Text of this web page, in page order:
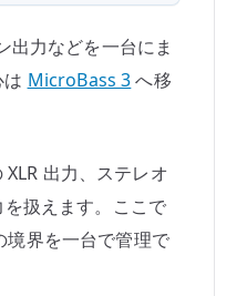
力などを一台にま
MicroBass 3へ移
出力、ステレオ
扱えます。ここで
境界を一台で管理で